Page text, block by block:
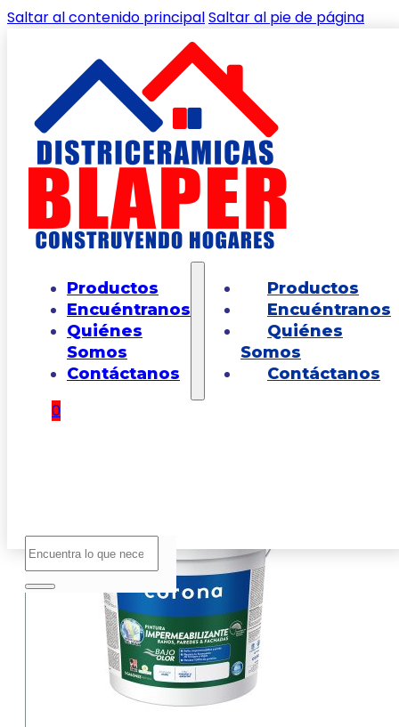
Saltar al contenido principalSaltar al pie de página
Productos
Encuéntranos
Quiénes
Somos
Contáctanos
Productos
Encuéntranos
Quiénes
Somos
Contáctanos
0
Buscar
Productos
Inicio/Shop PINTURA, ESTUCOS Y COMPLEMENTOS
Filtros